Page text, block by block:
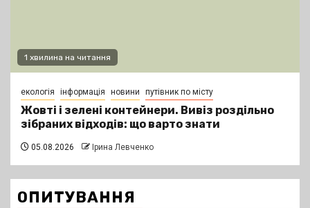
1 хвилина на читання
екологія інформація новини путівник по місту
Жовті і зелені контейнери. Вивіз роздільно
зібраних відходів: що варто знати
05.08.2026 Ірина Левченко
ОПИТУВАННЯ